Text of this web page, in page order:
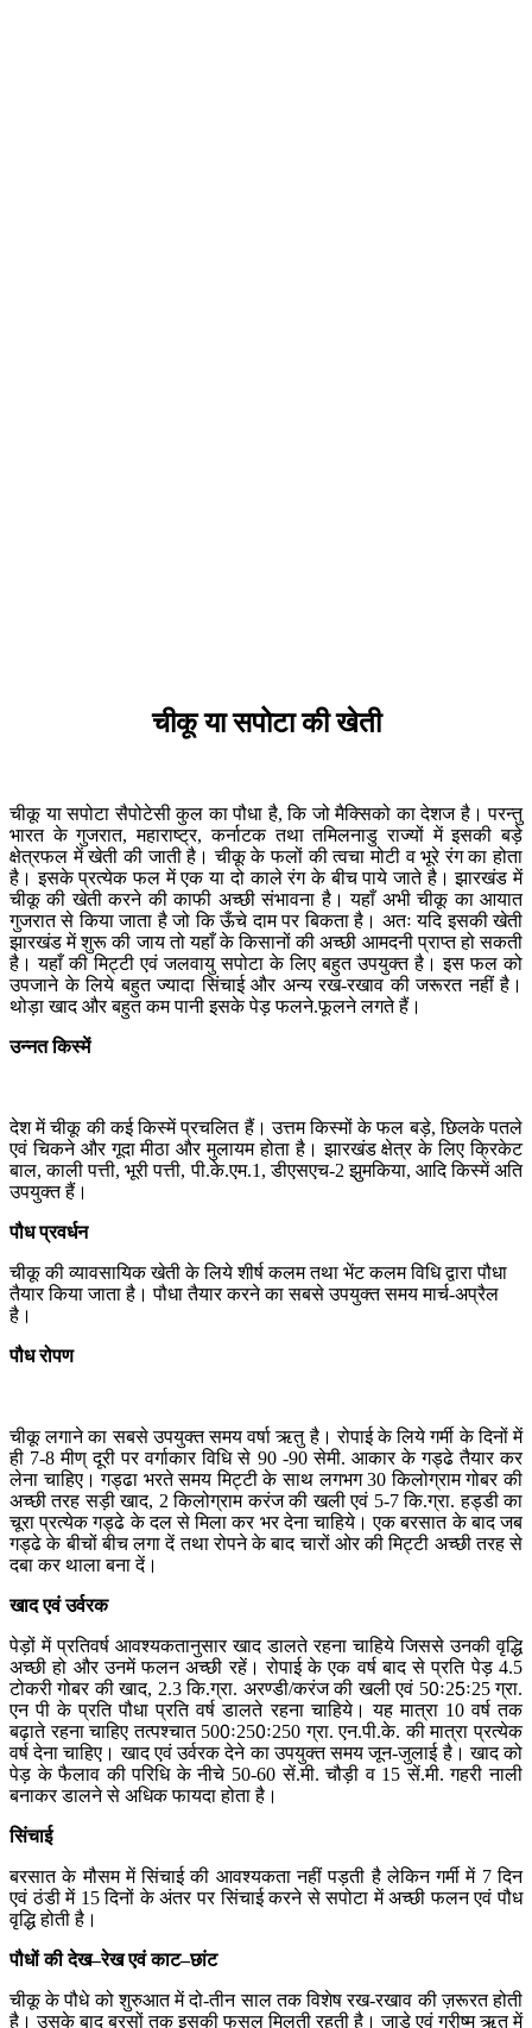
चीकू या सपोटा की खेती
चीकू या सपोटा सैपोटेसी कुल का पौधा है, कि जो मैक्सिको का देशज है। परन्तु
भारत के गुजरात, महाराष्ट्र, कर्नाटक तथा तमिलनाडु राज्यों में इसकी बड़े
क्षेत्रफल में खेती की जाती है। चीकू के फलों की त्वचा मोटी व भूरे रंग का होता
है। इसके प्रत्येक फल में एक या दो काले रंग के बीच पाये जाते है। झारखंड में
चीकू की खेती करने की काफी अच्छी संभावना है। यहाँ अभी चीकू का आयात
गुजरात से किया जाता है जो कि ऊँचे दाम पर बिकता है। अतः यदि इसकी खेती
झारखंड में शुरू की जाय तो यहाँ के किसानों की अच्छी आमदनी प्राप्त हो सकती
है। यहाँ की मिट्टी एवं जलवायु सपोटा के लिए बहुत उपयुक्त है। इस फल को
उपजाने के लिये बहुत ज्यादा सिंचाई और अन्य रख-रखाव की जरूरत नहीं है।
थोड़ा खाद और बहुत कम पानी इसके पेड़ फलने.फूलने लगते हैं।
उन्नत किस्में
देश में चीकू की कई किस्में प्रचलित हैं। उत्तम किस्मों के फल बड़े, छिलके पतले
एवं चिकने और गूदा मीठा और मुलायम होता है। झारखंड क्षेत्र के लिए क्रिकेट
बाल, काली पत्ती, भूरी पत्ती, पी.के.एम.1, डीएसएच-2 झुमकिया, आदि किस्में अति
उपयुक्त हैं।
पौध प्रवर्धन
चीकू की व्यावसायिक खेती के लिये शीर्ष कलम तथा भेंट कलम विधि द्वारा पौधा
तैयार किया जाता है। पौधा तैयार करने का सबसे उपयुक्त समय मार्च-अप्रैल
है।
पौध रोपण
चीकू लगाने का सबसे उपयुक्त समय वर्षा ऋतु है। रोपाई के लिये गर्मी के दिनों में
ही 7-8 मीण् दूरी पर वर्गाकार विधि से 90 -90 सेमी. आकार के गड्ढे तैयार कर
लेना चाहिए। गड्ढा भरते समय मिट्टी के साथ लगभग 30 किलोग्राम गोबर की
अच्छी तरह सड़ी खाद, 2 किलोग्राम करंज की खली एवं 5-7 कि.ग्रा. हड्डी का
चूरा प्रत्येक गड्ढे के दल से मिला कर भर देना चाहिये। एक बरसात के बाद जब
गड्ढे के बीचों बीच लगा दें तथा रोपने के बाद चारों ओर की मिट्टी अच्छी तरह से
दबा कर थाला बना दें।
खाद एवं उर्वरक
पेड़ों में प्रतिवर्ष आवश्यकतानुसार खाद डालते रहना चाहिये जिससे उनकी वृद्धि
अच्छी हो और उनमें फलन अच्छी रहें। रोपाई के एक वर्ष बाद से प्रति पेड़ 4.5
टोकरी गोबर की खाद, 2.3 कि.ग्रा. अरण्डी/करंज की खली एवं 50ः25ः25 ग्रा.
एन पी के प्रति पौधा प्रति वर्ष डालते रहना चाहिये। यह मात्रा 10 वर्ष तक
बढ़ाते रहना चाहिए तत्पश्चात 500ः250ः250 ग्रा. एन.पी.के. की मात्रा प्रत्येक
वर्ष देना चाहिए। खाद एवं उर्वरक देने का उपयुक्त समय जून-जुलाई है। खाद को
पेड़ के फैलाव की परिधि के नीचे 50-60 सें.मी. चौड़ी व 15 सें.मी. गहरी नाली
बनाकर डालने से अधिक फायदा होता है।
सिंचाई
बरसात के मौसम में सिंचाई की आवश्यकता नहीं पड़ती है लेकिन गर्मी में 7 दिन
एवं ठंडी में 15 दिनों के अंतर पर सिंचाई करने से सपोटा में अच्छी फलन एवं पौध
वृद्धि होती है।
पौधों की देख–रेख एवं काट–छांट
चीकू के पौधे को शुरुआत में दो-तीन साल तक विशेष रख-रखाव की ज़रूरत होती
है। उसके बाद बरसों तक इसकी फसल मिलती रहती है। जाड़े एवं ग्रीष्म ऋतु में